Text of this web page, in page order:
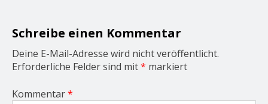
o
Schreibe einen Kommentar
Deine E-Mail-Adresse wird nicht veröffentlicht.
Erforderliche Felder sind mit* markiert
Kommentar*